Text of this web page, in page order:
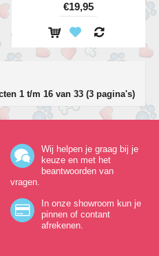
€19,95
1 t/m 16 van 33 (3 pagina's)
Wij helpen je graag bij je
keuze en met het
beantwoorden van
vragen.
In onze showroom kun je
pinnen of contant
afrekenen.